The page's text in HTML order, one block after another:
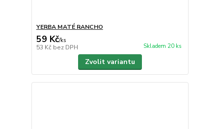
YERBA MATÉ RANCHO
59 Kč/ks
53 Kč bez DPH Skladem 20 ks
Zvolit variantu